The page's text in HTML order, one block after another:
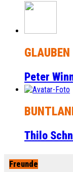
GLAUBEN
Peter
Thilo
Freunde